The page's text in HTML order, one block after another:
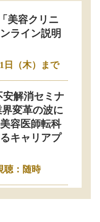
美容クリニ
ライン説明
日（木）まで
解消セミナ
変革の波に
容医師転科
キャリアプ
聴：随時